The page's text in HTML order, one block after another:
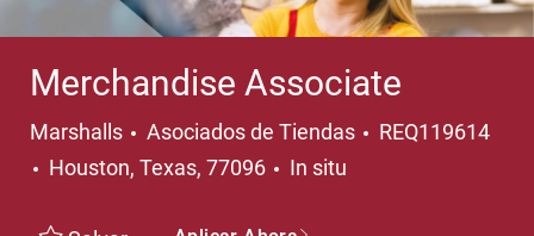
Merchandise Associate
Marshalls Categoría
Asociados de Tiendas
REQ119614
Ubicación
Houston, Texas, 77096 In situ